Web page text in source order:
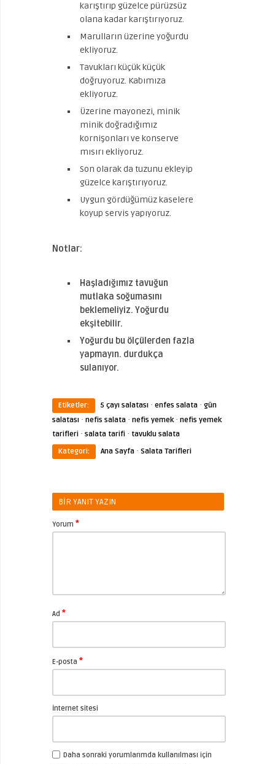
karıştırıp güzelce pürüzsüz
olana kadar karıştırıyoruz.
Marulların üzerine yoğurdu
ekliyoruz.
Tavukları küçük küçük
doğruyoruz. Kabımıza
ekliyoruz.
Üzerine mayonezi, minik
minik doğradığımız
kornişonları ve konserve
mısırı ekliyoruz.
Son olarak da tuzunu ekleyip
güzelce karıştırıyoruz.
Uygun gördüğümüz kaselere
koyup servis yapıyoruz.
Notlar:
Haşladığımız tavuğun
mutlaka soğumasını
beklemeliyiz. Yoğurdu
ekşitebilir.
Yoğurdu bu ölçülerden fazla
yapmayın. durdukça
sulanıyor.
Etiketler: 5 çayı salatası · enfes salata · gün
salatası · nefis salata · nefis yemek· nefis yemek
tarifleri · salata tarifi · tavuklu salata
Kategori:
Ana Sayfa · Salata Tarifleri
BIR YANIT YAZIN
Yorum *
Ad *
E-posta *
İnternet sitesi
Daha sonraki yorumlarımda kullanılması için